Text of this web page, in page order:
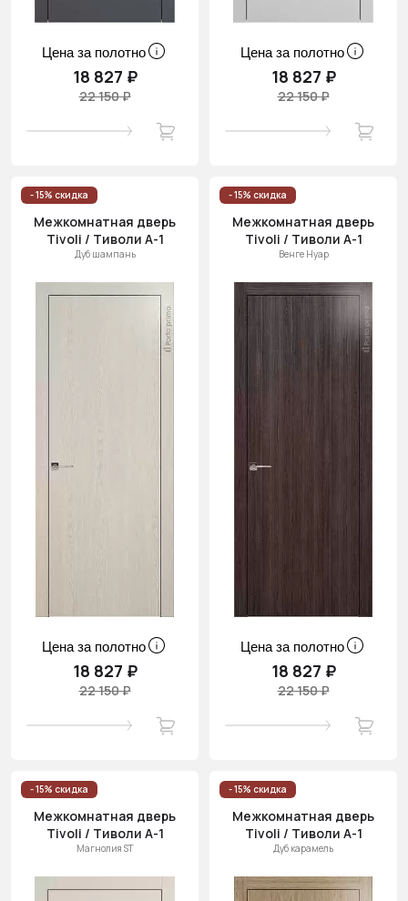
Цена за полотно
18 827 ₽
22 150 ₽
Цена за полотно
18 827 ₽
22 150 ₽
- 15% скидка
Межкомнатная дверь
Tivoli / Тиволи А-1
Дуб шампань
Цена за полотно
18 827 ₽
22 150 ₽
- 15% скидка
Межкомнатная дверь
Tivoli / Тиволи А-1
Венге Нуар
Цена за полотно
18 827 ₽
22 150 ₽
- 15% скидка
Межкомнатная дверь
Tivoli / Тиволи А-1
Магнолия ST
- 15% скидка
Межкомнатная дверь
Tivoli / Тиволи А-1
Дуб карамель